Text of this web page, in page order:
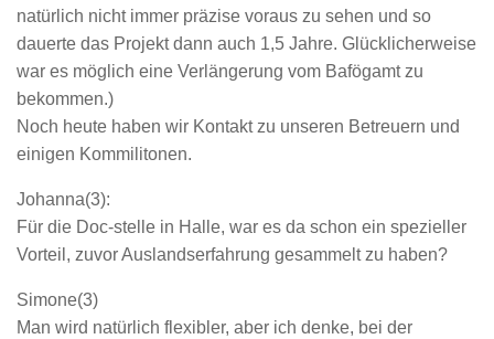
natürlich nicht immer präzise voraus zu sehen und so
dauerte das Projekt dann auch 1,5 Jahre. Glücklicherweise
war es möglich eine Verlängerung vom Bafögamt zu
bekommen.)
Noch heute haben wir Kontakt zu unseren Betreuern und
einigen Kommilitonen.
Johanna(3):
Für die Doc-stelle in Halle, war es da schon ein spezieller
Vorteil, zuvor Auslandserfahrung gesammelt zu haben?
Simone(3)
Man wird natürlich flexibler, aber ich denke, bei der